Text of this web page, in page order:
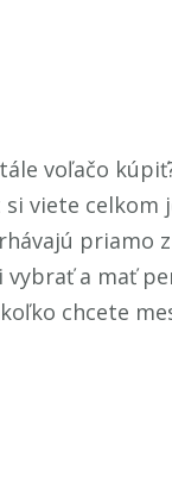
voľačo
viete
priamo
a mať
chcete